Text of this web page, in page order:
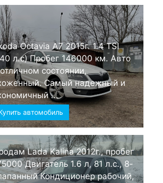
Octavia А7 2015г. 1.4 TSI
л.с) Пробег 146000 км. Авто
состоянии,
Самый надежный и
...
автомобиль
Lada Kalina 2012г., пробег
Двигатель 1.6 л, 81 л.с., 8-
Кондиционер рабочий,